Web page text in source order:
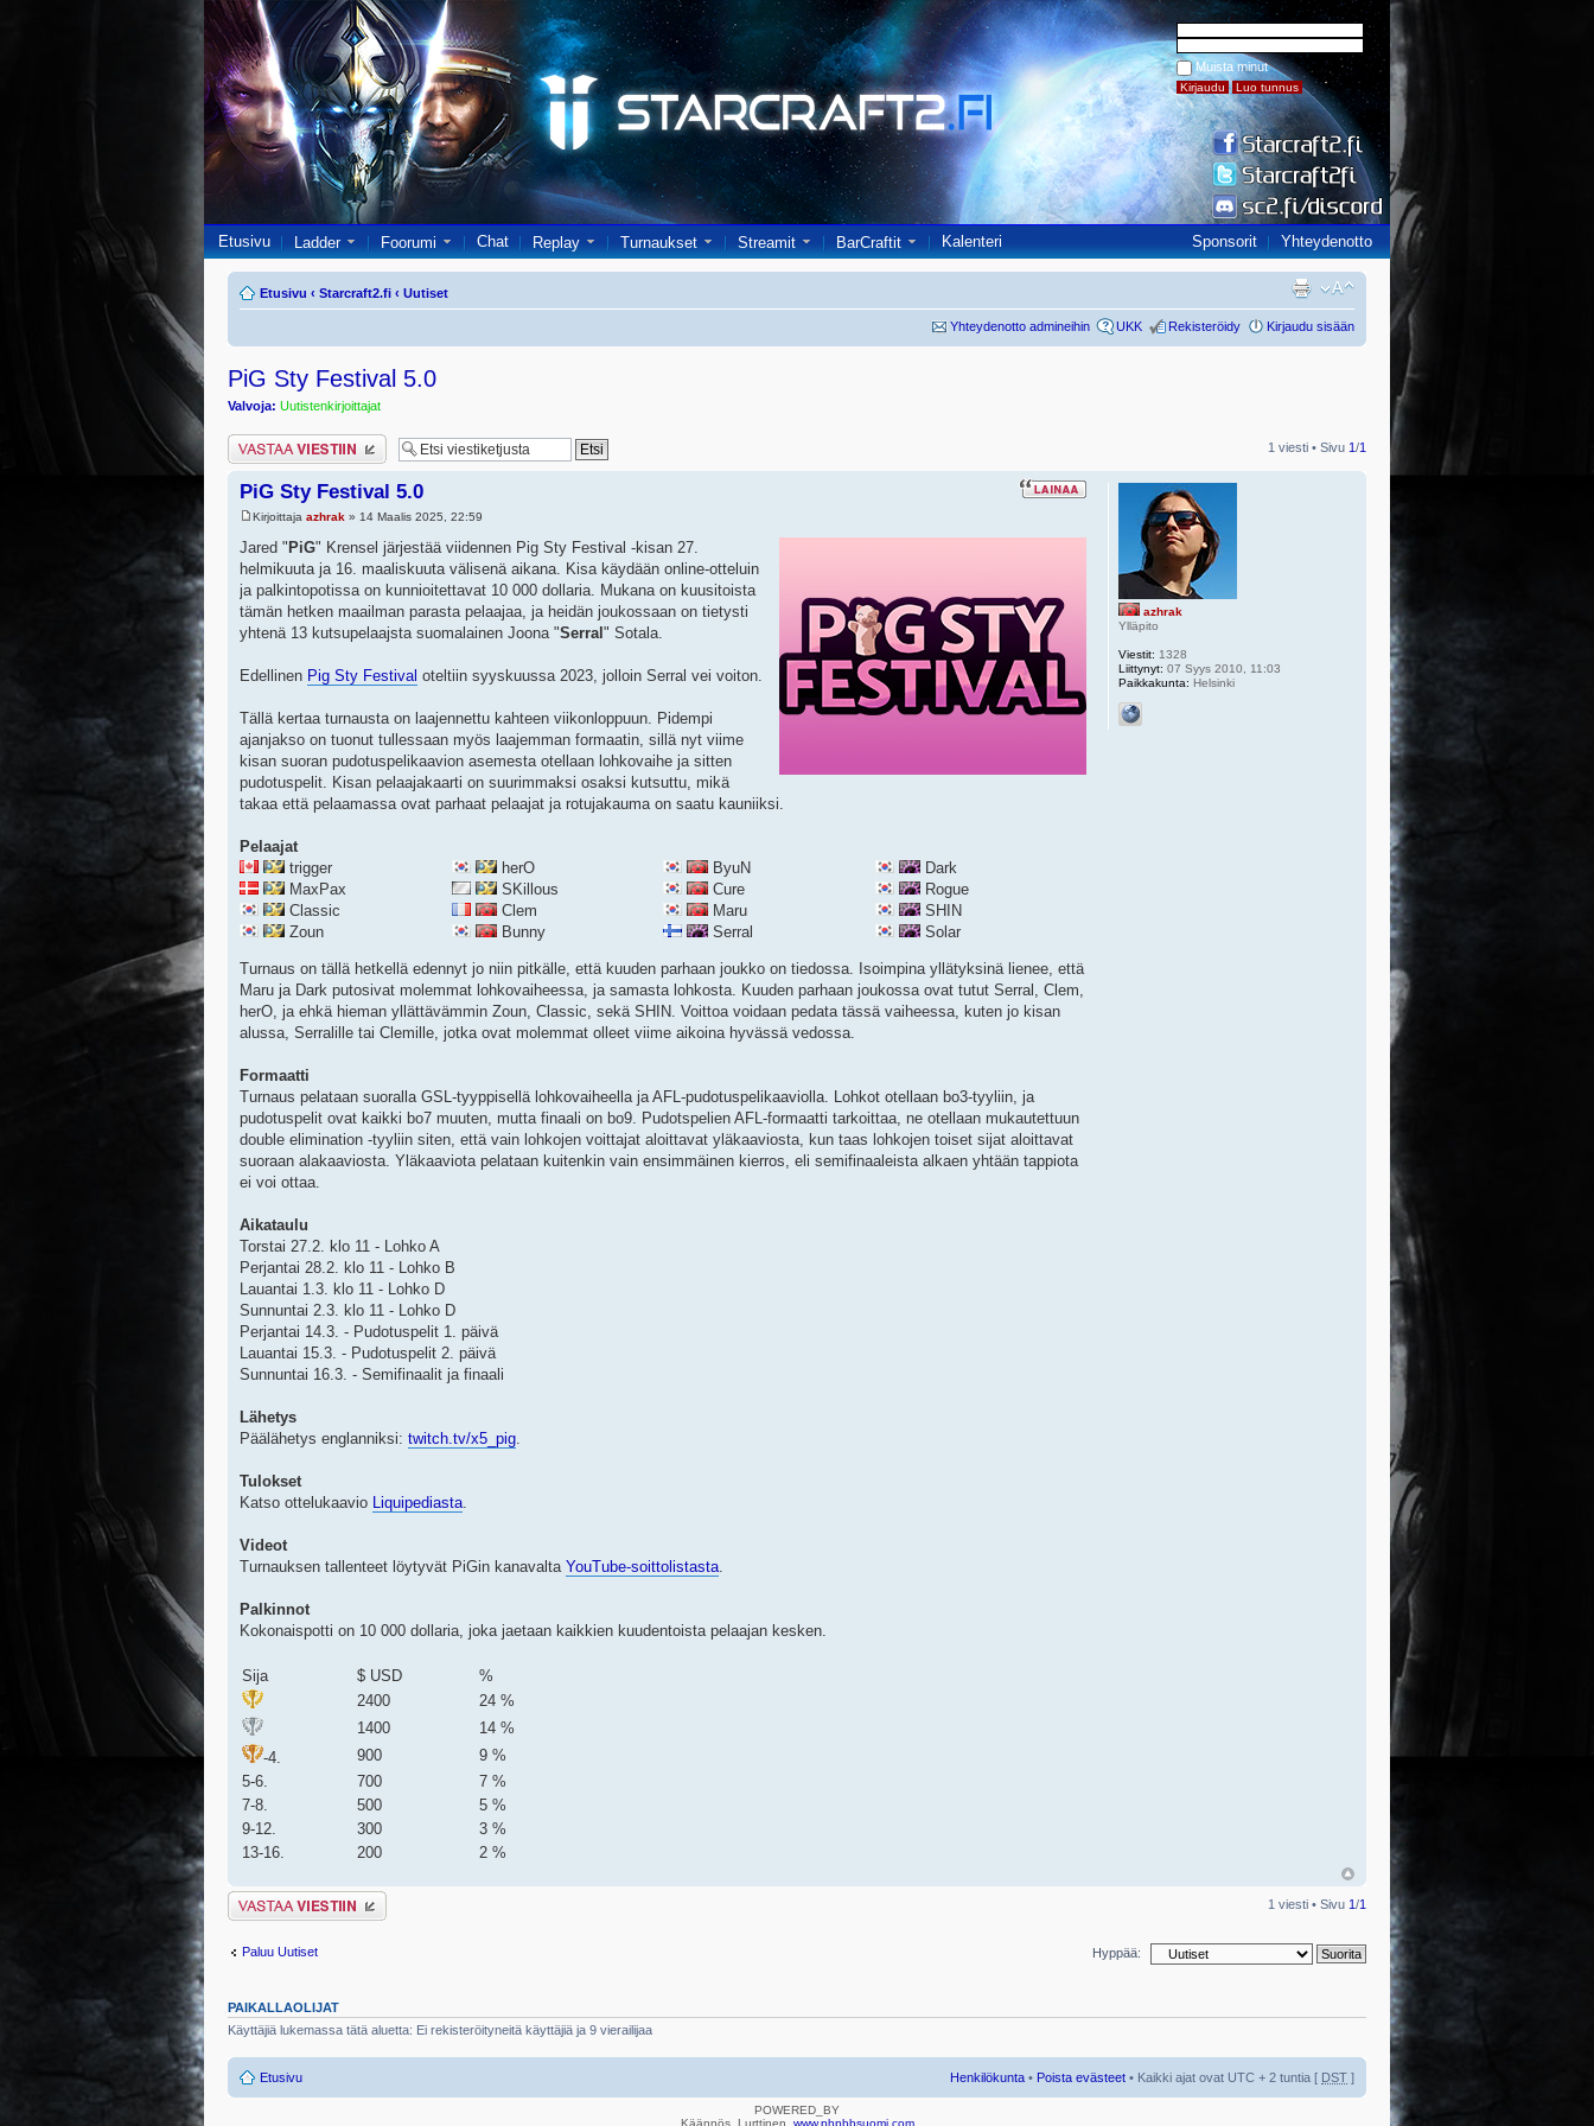
Muista minut
Etusivu Ladder Foorumi Chat Replay Turnaukset Streamit BarCraftit Kalenteri Sponsorit Yhteydenotto
Etusivu ‹ Starcraft2.fi ‹ Uutiset
Yhteydenotto admineihin UKK Rekisteröidy Kirjaudu sisään
PiG Sty Festival 5.0
Valvoja: Uutistenkirjoittajat
Lähetä vastaus 1 viesti • Sivu 1/1
PiG Sty Festival 5.0
Kirjoittaja azhrak » 14 Maalis 2025, 22:59
Jared "PiG" Krensel järjestää viidennen Pig Sty Festival -kisan 27.
helmikuuta ja 16. maaliskuuta välisenä aikana. Kisa käydään online-otteluin
ja palkintopotissa on kunnioitettavat 10 000 dollaria. Mukana on kuusitoista
tämän hetken maailman parasta pelaajaa, ja heidän joukossaan on tietysti
yhtenä 13 kutsupelaajsta suomalainen Joona "Serral" Sotala.
Edellinen Pig Sty Festival oteltiin syyskuussa 2023, jolloin Serral vei voiton.
Tällä kertaa turnausta on laajennettu kahteen viikonloppuun. Pidempi
ajanjakso on tuonut tullessaan myös laajemman formaatin, sillä nyt viime
kisan suoran pudotuspelikaavion asemesta otellaan lohkovaihe ja sitten
pudotuspelit. Kisan pelaajakaarti on suurimmaksi osaksi kutsuttu, mikä
takaa että pelaamassa ovat parhaat pelaajat ja rotujakauma on saatu kauniiksi.
Pelaajat
trigger
MaxPax
Classic
Zoun
herO
SKillous
Clem
Bunny
ByuN
Cure
Maru
Serral
Dark
Rogue
SHIN
Solar
Turnaus on tällä hetkellä edennyt jo niin pitkälle, että kuuden parhaan joukko on tiedossa. Isoimpina yllätyksinä lienee, että
Maru ja Dark putosivat molemmat lohkovaiheessa, ja samasta lohkosta. Kuuden parhaan joukossa ovat tutut Serral, Clem,
herO, ja ehkä hieman yllättävämmin Zoun, Classic, sekä SHIN. Voittoa voidaan pedata tässä vaiheessa, kuten jo kisan
alussa, Serralille tai Clemille, jotka ovat molemmat olleet viime aikoina hyvässä vedossa.
Formaatti
Turnaus pelataan suoralla GSL-tyyppisellä lohkovaiheella ja AFL-pudotuspelikaaviolla. Lohkot otellaan bo3-tyyliin, ja
pudotuspelit ovat kaikki bo7 muuten, mutta finaali on bo9. Pudotspelien AFL-formaatti tarkoittaa, ne otellaan mukautettuun
double elimination -tyyliin siten, että vain lohkojen voittajat aloittavat yläkaaviosta, kun taas lohkojen toiset sijat aloittavat
suoraan alakaaviosta. Yläkaaviota pelataan kuitenkin vain ensimmäinen kierros, eli semifinaaleista alkaen yhtään tappiota
ei voi ottaa.
Aikataulu
Torstai 27.2. klo 11 - Lohko A
Perjantai 28.2. klo 11 - Lohko B
Lauantai 1.3. klo 11 - Lohko D
Sunnuntai 2.3. klo 11 - Lohko D
Perjantai 14.3. - Pudotuspelit 1. päivä
Lauantai 15.3. - Pudotuspelit 2. päivä
Sunnuntai 16.3. - Semifinaalit ja finaali
Lähetys
Päälähetys englanniksi: twitch.tv/x5_pig
Tulokset
Katso ottelukaavio Liquipediasta
Videot
Turnauksen tallenteet löytyvät PiGin kanavalta YouTube-soittolistasta
Palkinnot
Kokonaispotti on 10 000 dollaria, joka jaetaan kaikkien kuudentoista pelaajan kesken.
Sija $ USD
%
2400
24 %
1400
14 %
-4.
900
9 %
5-6.
700
7 %
7-8.
500
5 %
9-12.
300
3 %
13-16.
200 2 %
azhrak
Ylläpito
Viestit: 1328
Liittynyt: 07 Syys 2010, 11:03
Paikkakunta: Helsinki
Lähetä vastaus 1 viesti • Sivu 1/1
Paluu Uutiset Hyppää:
PAIKALLAOLIJAT
Käyttäjiä lukemassa tätä aluetta: Ei rekisteröityneitä käyttäjiä ja 9 vierailijaa
Etusivu Henkilökunta • Poista evästeet • Kaikki ajat ovat UTC + 2 tuntia [ DST ]
POWERED_BY
Käännös, Lurttinen, www.phpbbsuomi.com